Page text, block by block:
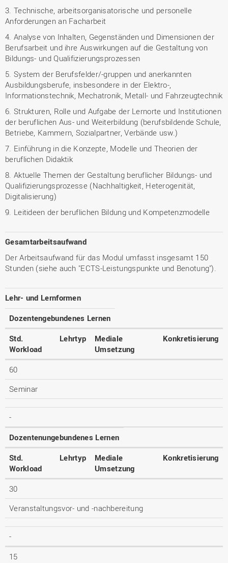
3. Technische, arbeitsorganisatorische und personelle
Anforderungen an Facharbeit
4. Analyse von Inhalten, Gegenständen und Dimensionen der
Berufsarbeit und ihre Auswirkungen auf die Gestaltung von
Bildungs- und Qualifizierungsprozessen
5. System der Berufsfelder/-gruppen und anerkannten
Ausbildungsberufe, insbesondere in der Elektro-,
Informationstechnik, Mechatronik, Metall- und Fahrzeugtechnik
6. Strukturen, Rolle und Aufgabe der Lernorte und Institutionen
der beruflichen Aus- und Weiterbildung (berufsbildende Schule,
Betriebe, Kammern, Sozialpartner, Verbände usw.)
7. Einführung in die Konzepte, Modelle und Theorien der
beruflichen Didaktik
8. Aktuelle Themen der Gestaltung beruflicher Bildungs- und
Qualifizierungsprozesse (Nachhaltigkeit, Heterogenität,
Digitalisierung)
9. Leitideen der beruflichen Bildung und Kompetenzmodelle
Gesamtarbeitsaufwand
Der Arbeitsaufwand für das Modul umfasst insgesamt 150
Stunden (siehe auch "ECTS-Leistungspunkte und Benotung").
Lehr- und Lernformen
Dozentengebundenes Lernen
Std.
Workload
Lehrtyp
Mediale
Umsetzung
Konkretisierung
60
Seminar
-
Dozentenungebundenes Lernen
Std.
Workload
Lehrtyp
Mediale
Umsetzung
Konkretisierung
30
Veranstaltungsvor- und -nachbereitung
-
15